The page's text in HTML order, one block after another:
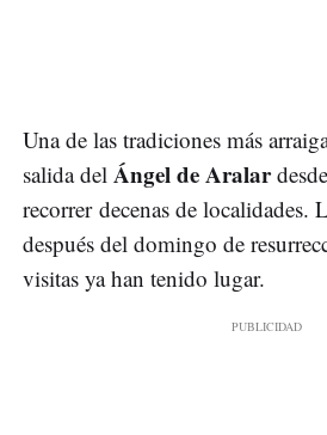
Una de las tradiciones más
salida del Ángel de Aralar
recorrer decenas de localidades.
después del domingo de
visitas ya han tenido lugar.